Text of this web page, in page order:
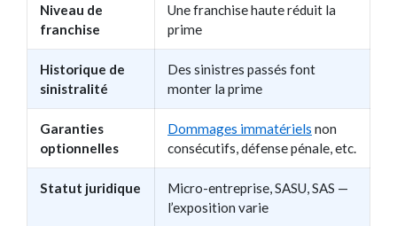
Niveau de
franchise
Une franchise haute réduit la
prime
Historique de
sinistralité
Des sinistres passés font
monter la prime
Garanties
optionnelles
Dommages immatériels non
consécutifs, défense pénale, etc.
Statut juridique
Micro-entreprise, SASU, SAS —
l’exposition varie